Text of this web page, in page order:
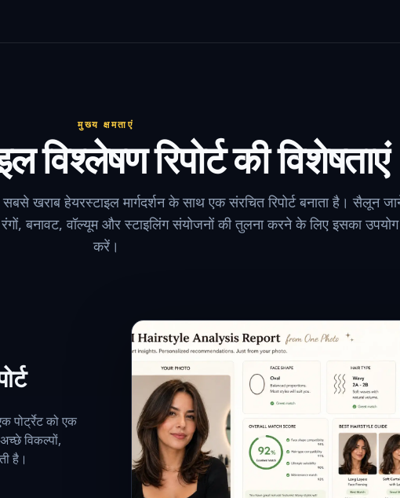
मुख्य क्षमताएं
विश्लेषण रिपोर्ट की विशेषताएं
खराब हेयरस्टाइल मार्गदर्शन के साथ एक संरचित रिपोर्ट बनाता है। सैलून
बनावट, वॉल्यूम और स्टाइलिंग संयोजनों की तुलना करने के लिए इसका उपयोग
करें।
पोर्ट्रेट को एक
विकल्पों,
है।